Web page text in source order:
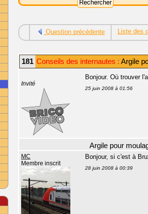
Question précédente Liste des
181 Conseils des internautes : Argile
Invité
Bonjour. Où trouver
25 juin 2008 à 01:56
Argile pour
MC
Membre inscrit
Bonjour, si c'est à
28 juin 2008 à 00:39